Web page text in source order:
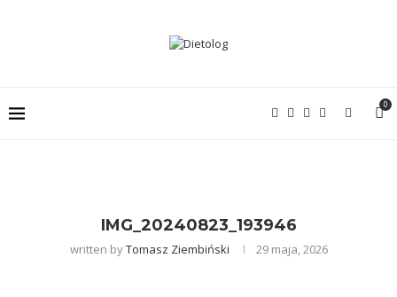
0
IMG_20240823_193946
written byTomasz Ziembiński 29 maja, 2026